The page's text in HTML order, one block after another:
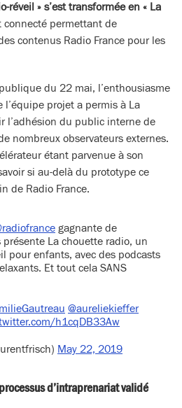
réveil » s’est transformée en « La
connecté permettant de
contenus Radio France pour les
du 22 mai, l’enthousiasme
projet a permis à La
l’adhésion du public interne de
nombreux observateurs externes.
étant parvenue à son
si au-delà du prototype ce
de Radio France.
gagnante de
présente La chouette radio, un
pour enfants, avec des podcasts
Et tout cela SANS
@aureliekieffer
h1cqDB33Aw
May 22, 2019
d’intraprenariat validé